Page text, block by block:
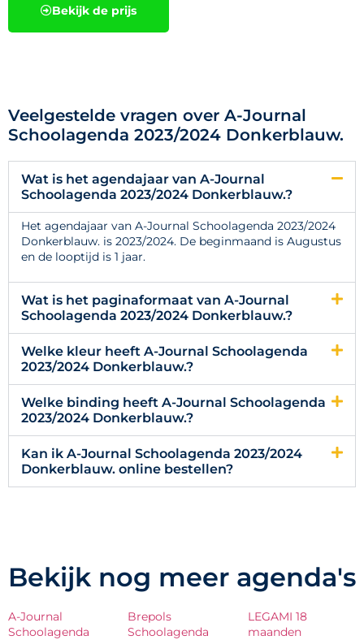
Bekijk de prijs
Veelgestelde vragen over A-Journal
Schoolagenda 2023/2024 Donkerblauw.
Wat is het agendajaar van A-Journal
Schoolagenda 2023/2024 Donkerblauw.?
Het agendajaar van A-Journal Schoolagenda 2023/2024
Donkerblauw. is 2023/2024. De beginmaand is Augustus
en de looptijd is 1 jaar.
Wat is het paginaformaat van A-Journal
Schoolagenda 2023/2024 Donkerblauw.?
Welke kleur heeft A-Journal Schoolagenda
2023/2024 Donkerblauw.?
Welke binding heeft A-Journal Schoolagenda
2023/2024 Donkerblauw.?
Kan ik A-Journal Schoolagenda 2023/2024
Donkerblauw. online bestellen?
Bekijk nog meer agenda's
A-Journal
Schoolagenda
Brepols
Schoolagenda
LEGAMI 18
maanden